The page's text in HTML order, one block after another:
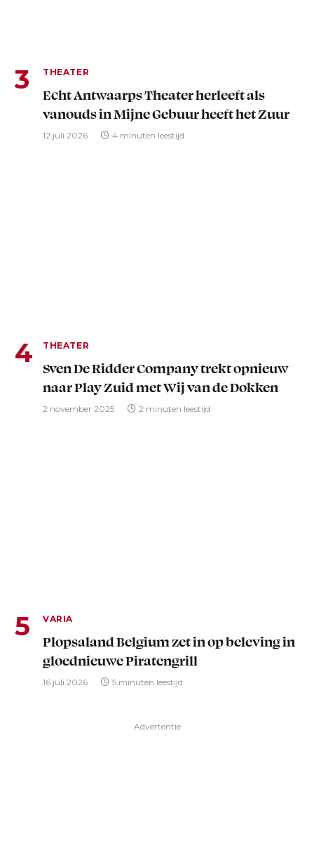
THEATER
Echt Antwaarps Theater herleeft als
vanouds in Mijne Gebuur heeft het Zuur
12 juli 2026 4 minuten leestijd
THEATER
Sven De Ridder Company trekt opnieuw
naar Play Zuid met Wij van de Dokken
2 november 2025 2 minuten leestijd
VARIA
Plopsaland Belgium zet in op beleving in
gloednieuwe Piratengrill
16 juli 2026 5 minuten leestijd
Advertentie